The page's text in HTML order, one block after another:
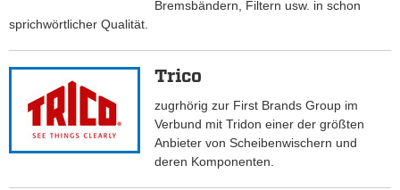
Bremsbändern, Filtern usw. in schon
sprichwörtlicher Qualität.
Trico
zugrhörig zur First Brands Group im
Verbund mit Tridon einer der größten
Anbieter von Scheibenwischern und
deren Komponenten.